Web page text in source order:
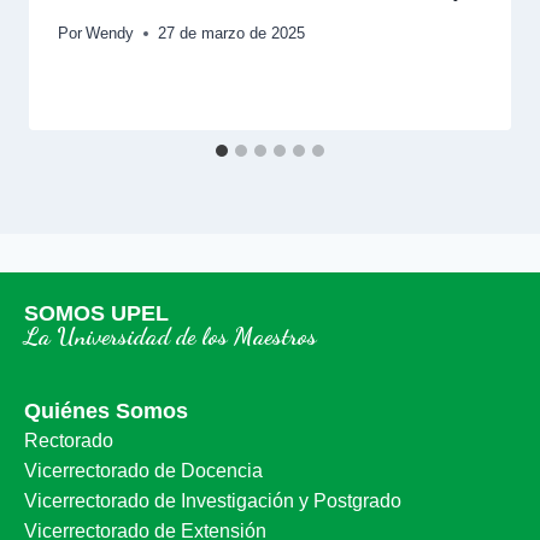
Por Wendy 27 de marzo de 2025
SOMOS UPEL
La Universidad de los Maestros
Quiénes Somos
Rectorado
Vicerrectorado de Docencia
Vicerrectorado de Investigación y Postgrado
Vicerrectorado de Extensión